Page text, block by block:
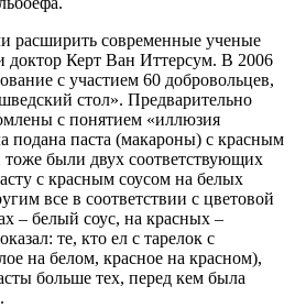
расширить современные ученые
доктор Керт Ван Иттерсум. В 2006
с участием 60 добровольцев,
стол». Предварительно
с понятием «иллюзия
подана паста (макароны) с красным
были двух соответствующих
с красным соусом на белых
все в соответствии с цветовой
– белый соус, на красных –
те, кто ел с тарелок с
на белом, красное на красном),
больше тех, перед кем была